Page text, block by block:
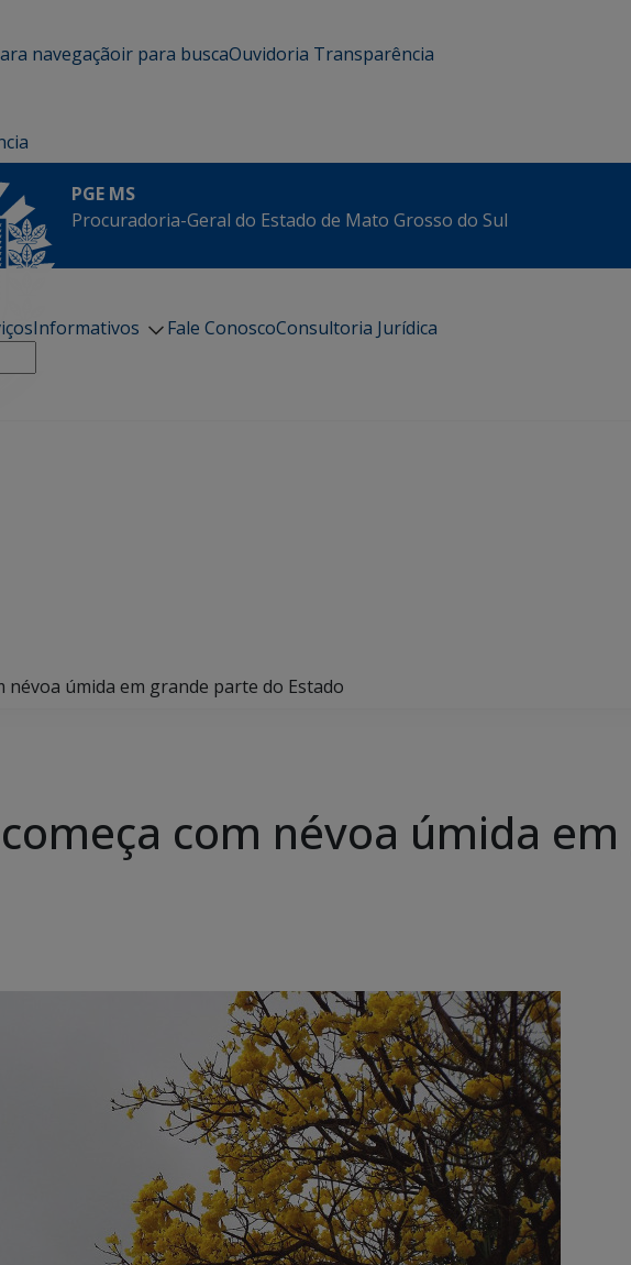
navegaçãoir para buscaOuvidoria Transparência
PGE MS
Procuradoria-Geral do Estado de Mato Grosso do Sul
Informativos Fale ConoscoConsultoria Jurídica
névoa úmida em grande parte do Estado
com névoa úmida